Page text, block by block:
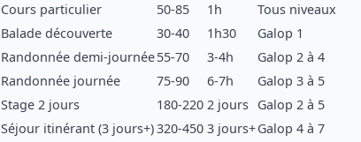
Cours particulier
50-85 1h
Tous niveaux
Balade découverte
30-40 1h30
Galop 1
Randonnée demi-journée55-70 3-4h
Galop 2 à 4
Randonnée journée
75-90 6-7h
Galop 3 à 5
Stage 2 jours
180-220 2 jours Galop 2 à 5
Séjour itinérant (3 jours+)320-450 3 jours+Galop 4 à 7